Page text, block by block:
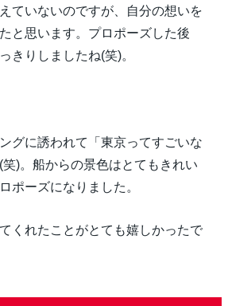
ていないのですが、自分の想いを
と思います。プロポーズした後
きりしましたね(笑)。
グに誘われて「東京ってすごいな
)。船からの景色はとてもきれい
ポーズになりました。
くれたことがとても嬉しかったで